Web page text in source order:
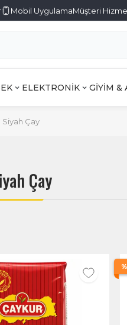
Mobil UygulamaMüşteri
ELEKTRONİK GİYİM &
Siyah Çay
Çay